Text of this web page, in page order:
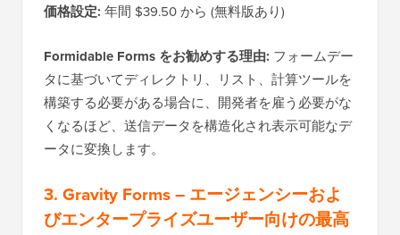
価格設定: 年間 $39.50 から (無料版あり)
Formidable Forms をお勧めする理由: フォームデー
タに基づいてディレクトリ、リスト、計算ツールを
構築する必要がある場合に、開発者を雇う必要がな
くなるほど、送信データを構造化され表示可能なデ
ータに変換します。
3. Gravity Forms – エージェンシーおよ
びエンタープライズユーザー向けの最高